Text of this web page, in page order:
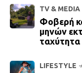
TV & MEDIA
Φοβερή
μηνών
LIFESTYLE